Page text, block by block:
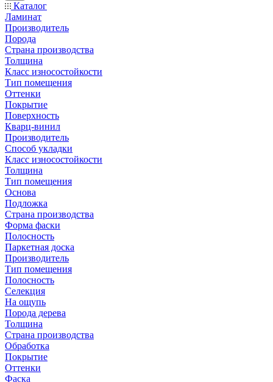
Каталог
Ламинат
Производитель
Порода
Страна производства
Толщина
Класс износостойкости
Тип помещения
Оттенки
Покрытие
Поверхность
Кварц-винил
Производитель
Способ укладки
Класс износостойкости
Толщина
Тип помещения
Основа
Подложка
Страна производства
Форма фаски
Полосность
Паркетная доска
Производитель
Тип помещения
Полосность
Селекция
На ощупь
Порода дерева
Толщина
Страна производства
Обработка
Покрытие
Оттенки
Фаска